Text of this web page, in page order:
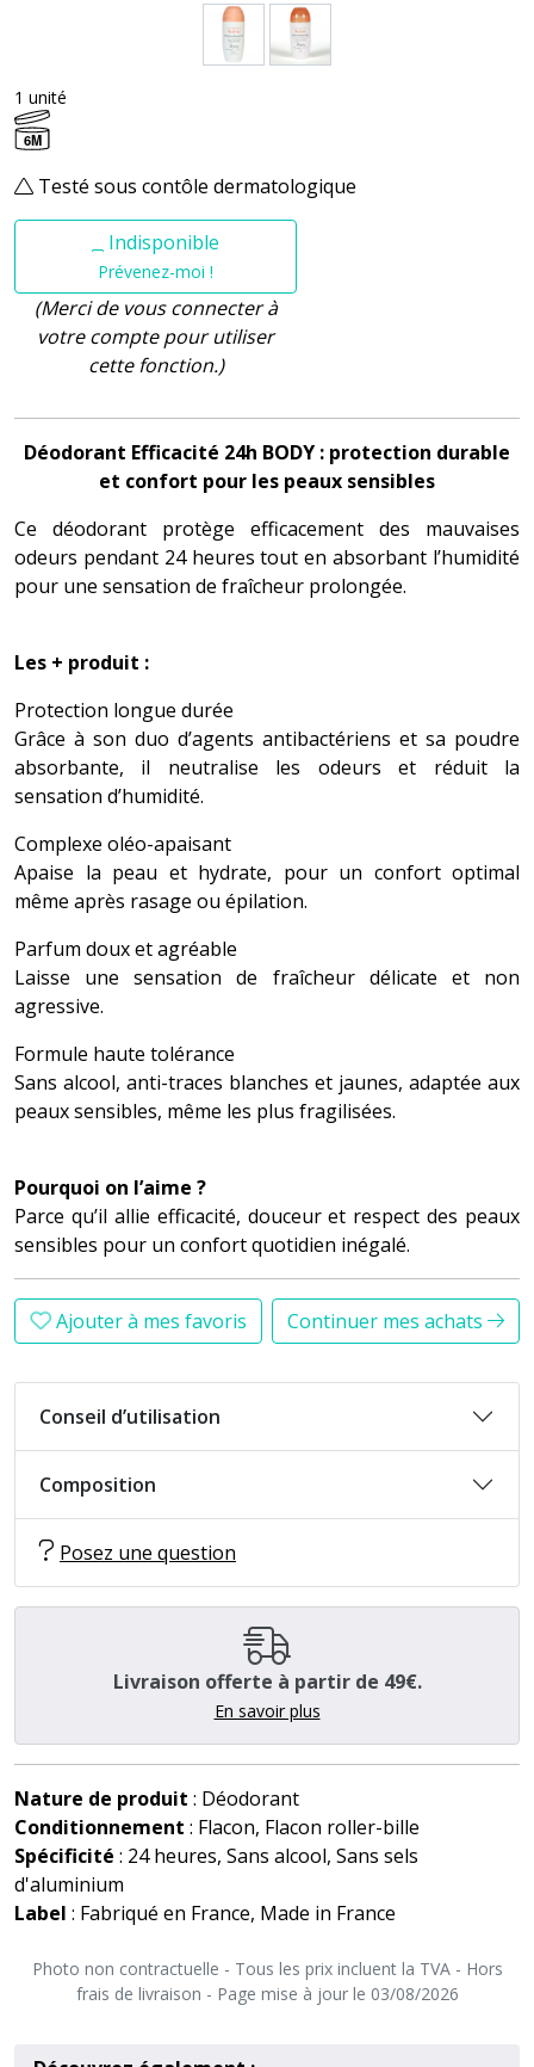
1 unité
6M
Testé sous contôle dermatologique
Indisponible
Prévenez-moi !
(Merci de vous connecter à
votre compte pour utiliser
cette fonction.)
Déodorant Efficacité 24h BODY : protection durable
et confort pour les peaux sensibles
Ce déodorant protège efficacement des mauvaises
odeurs pendant 24 heures tout en absorbant l’humidité
pour une sensation de fraîcheur prolongée.
Les + produit :
Protection longue durée
Grâce à son duo d’agents antibactériens et sa poudre
absorbante, il neutralise les odeurs et réduit la
sensation d’humidité.
Complexe oléo-apaisant
Apaise la peau et hydrate, pour un confort optimal
même après rasage ou épilation.
Parfum doux et agréable
Laisse une sensation de fraîcheur délicate et non
agressive.
Formule haute tolérance
Sans alcool, anti-traces blanches et jaunes, adaptée aux
peaux sensibles, même les plus fragilisées.
Pourquoi on l’aime ?
Parce qu’il allie efficacité, douceur et respect des peaux
sensibles pour un confort quotidien inégalé.
Ajouter à mes favoris Continuer mes achats
Conseil d’utilisation
Composition
Posez une question
Livraison offerte à partir de 49€.
En savoir plus
Nature de produit : Déodorant
Conditionnement : Flacon, Flacon roller-bille
Spécificité : 24 heures, Sans alcool, Sans sels
d'aluminium
Label : Fabriqué en France, Made in France
Photo non contractuelle - Tous les prix incluent la TVA - Hors
frais de livraison - Page mise à jour le 03/08/2026